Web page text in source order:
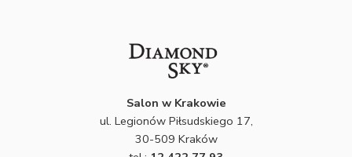
Salon w Krakowie
ul. Legionów Piłsudskiego 17,
30-509 Kraków